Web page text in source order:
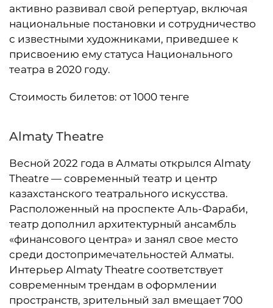
активно развивал свой репертуар, включая
национальные постановки и сотрудничество
с известными художниками, приведшее к
присвоению ему статуса Национального
театра в 2020 году.
Стоимость билетов: от 1000 тенге
Almaty Theatre
Весной 2022 года в Алматы открылся Almaty
Theatre — современный театр и центр
казахстанского театрального искусства.
Расположенный на проспекте Аль-Фараби,
театр дополнил архитектурный ансамбль
«финансового центра» и занял свое место
среди достопримечательностей Алматы.
Интерьер Almaty Theatre соответствует
современным трендам в оформлении
пространств, зрительный зал вмещает 700